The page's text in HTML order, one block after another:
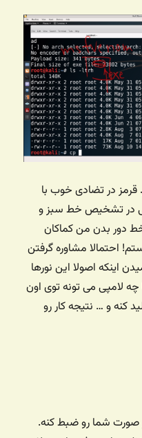
قرمز در تضادی خوب با
کی در تشخیص خط سبز و
دور بدن من کماکان
احتمالا مشاوره گرفتن
اینکه اصولا این نورها
لامپی می تونه توی اون
کنه و … نتیجه کار رو
صورت شما رو ضبط کنه.